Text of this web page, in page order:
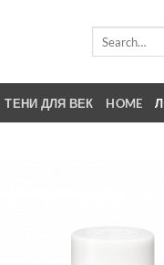
ТЕНИ ДЛЯ ВЕК HOME